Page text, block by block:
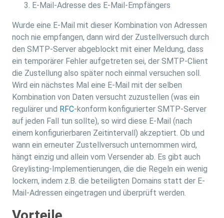
E-Mail-Adresse des E-Mail-Empfängers
Wurde eine E-Mail mit dieser Kombination von Adressen
noch nie empfangen, dann wird der Zustellversuch durch
den SMTP-Server abgeblockt mit einer Meldung, dass
ein temporärer Fehler aufgetreten sei, der SMTP-Client
die Zustellung also später noch einmal versuchen soll.
Wird ein nächstes Mal eine E-Mail mit der selben
Kombination von Daten versucht zuzustellen (was ein
regulärer und RFC-konform konfigurierter SMTP-Server
auf jeden Fall tun sollte), so wird diese E-Mail (nach
einem konfigurierbaren Zeitintervall) akzeptiert. Ob und
wann ein erneuter Zustellversuch unternommen wird,
hängt einzig und allein vom Versender ab. Es gibt auch
Greylisting-Implementierungen, die die Regeln ein wenig
lockern, indem z.B. die beteiligten Domains statt der E-
Mail-Adressen eingetragen und überprüft werden.